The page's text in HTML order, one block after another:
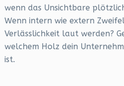
wenn das Unsichtbare
Wenn intern wie extern
Verlässlichkeit laut werden?
welchem Holz dein
ist.